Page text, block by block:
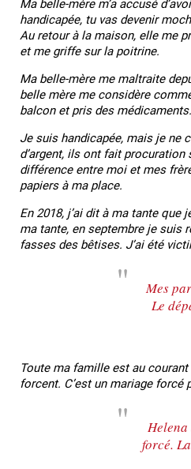
Agir contre l’exploitation en marge des
grands événements sportifs
handicapée, tu vas devenir
Au retour à la maison, elle me
et me griffe sur la poitrine.
Ma belle-mère me maltraite
belle mère me considère
balcon et pris des
Je suis handicapée, mais je ne
d’argent, ils ont fait procuration
différence entre moi et mes
papiers à ma place.
En 2018, j’ai dit à ma tante
ma tante, en septembre je suis
fasses des bêtises. J’ai été
Mes
Le
Toute ma famille est au
forcent. C’est un mariage forcé
forcé.